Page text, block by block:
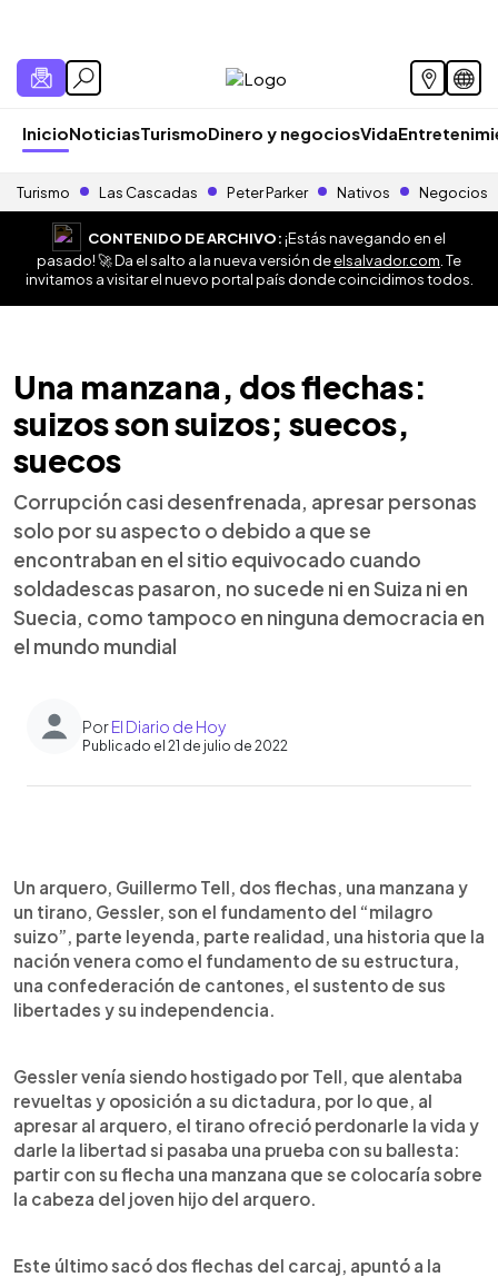
InicioNoticiasTurismoDinero y negociosVida
Turismo Las Cascadas Peter Parker Nativos Negocios
CONTENIDO DE ARCHIVO:¡Estás navegando en el
pasado! 🚀 Da el salto a la nueva versión deelsalvador.com . Te
invitamos a visitar el nuevo portal país donde coincidimos todos.
Una manzana, dos flechas:
suizos son suizos; suecos,
suecos
Corrupción casi desenfrenada, apresar personas
solo por su aspecto o debido a que se
encontraban en el sitio equivocado cuando
soldadescas pasaron, no sucede ni en Suiza ni en
Suecia, como tampoco en ninguna democracia en
el mundo mundial
PorEl Diario de Hoy
Publicado el 21 de julio de 2022
Escuchar artículo
Un arquero, Guillermo Tell, dos flechas, una manzana y
un tirano, Gessler, son el fundamento del “milagro
suizo”, parte leyenda, parte realidad, una historia que la
nación venera como el fundamento de su estructura,
una confederación de cantones, el sustento de sus
libertades y su independencia.
Gessler venía siendo hostigado por Tell, que alentaba
revueltas y oposición a su dictadura, por lo que, al
apresar al arquero, el tirano ofreció perdonarle la vida y
darle la libertad si pasaba una prueba con su ballesta:
partir con su flecha una manzana que se colocaría sobre
la cabeza del joven hijo del arquero.
Este último sacó dos flechas del carcaj, apuntó a la